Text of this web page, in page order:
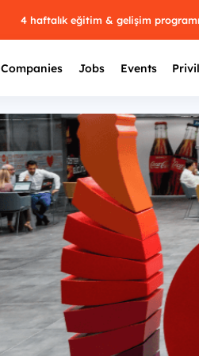
4 haftalık eğitim & gelişim
Companies Jobs Events